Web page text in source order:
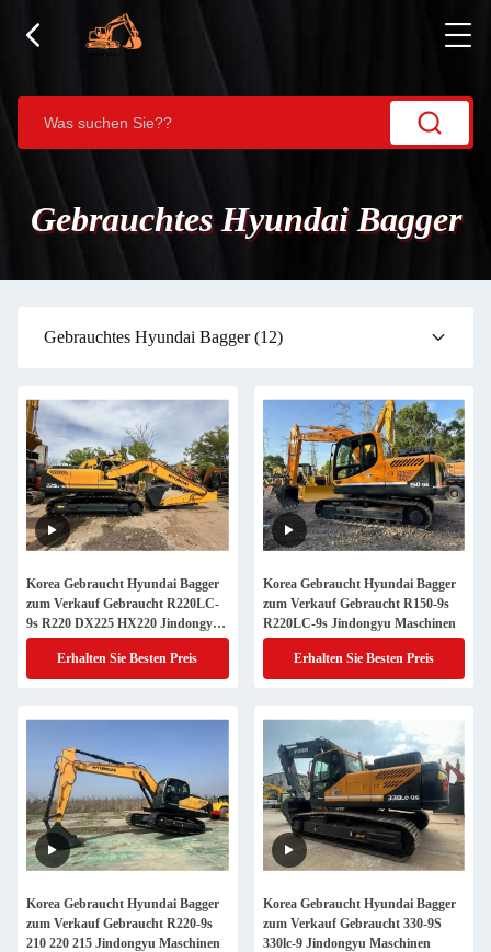
Gebrauchtes Hyundai Bagger
Gebrauchtes Hyundai Bagger(12)
Korea Gebraucht Hyundai Bagger
zum Verkauf Gebraucht R220LC-
9s R220 DX225 HX220 Jindongyu
Maschinen
Erhalten Sie Besten Preis
Korea Gebraucht Hyundai Bagger
zum Verkauf Gebraucht R150-9s
R220LC-9s Jindongyu Maschinen
Erhalten Sie Besten Preis
Korea Gebraucht Hyundai Bagger
zum Verkauf Gebraucht R220-9s
210 220 215 Jindongyu Maschinen
Korea Gebraucht Hyundai Bagger
zum Verkauf Gebraucht 330-9S
330lc-9 Jindongyu Maschinen